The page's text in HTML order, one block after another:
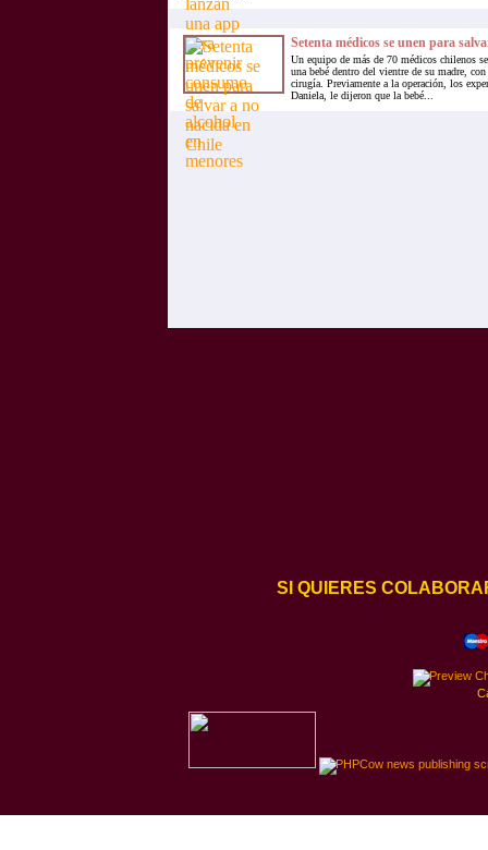
Setenta médicos se unen para
Un equipo de más de 70 médicos chilenos
una bebé dentro del vientre de su madre,
cirugía. Previamente a la operación, los
Daniela, le dijeron que la bebé...
SI QUIERES